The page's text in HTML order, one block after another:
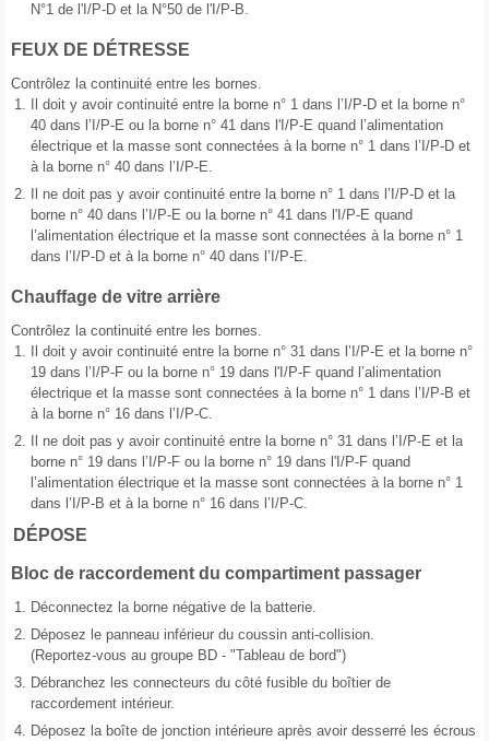
N°1 de l'I/P-D et la N°50 de l'I/P-B.
FEUX DE DÉTRESSE
Contrôlez la continuité entre les bornes.
1.
Il doit y avoir continuité entre la borne n° 1 dans l’I/P-D et la borne n°
40 dans l’I/P-E ou la borne n° 41 dans l'I/P-E quand l’alimentation
électrique et la masse sont connectées à la borne n° 1 dans l’I/P-D et
à la borne n° 40 dans l’I/P-E.
2.
Il ne doit pas y avoir continuité entre la borne n° 1 dans l’I/P-D et la
borne n° 40 dans l’I/P-E ou la borne n° 41 dans l'I/P-E quand
l’alimentation électrique et la masse sont connectées à la borne n° 1
dans l’I/P-D et à la borne n° 40 dans l’I/P-E.
Chauffage de vitre arrière
Contrôlez la continuité entre les bornes.
1.
Il doit y avoir continuité entre la borne n° 31 dans l’I/P-E et la borne n°
19 dans l’I/P-F ou la borne n° 19 dans l'I/P-F quand l’alimentation
électrique et la masse sont connectées à la borne n° 1 dans l’I/P-B et
à la borne n° 16 dans l’I/P-C.
2.
Il ne doit pas y avoir continuité entre la borne n° 31 dans l’I/P-E et la
borne n° 19 dans l’I/P-F ou la borne n° 19 dans l'I/P-F quand
l’alimentation électrique et la masse sont connectées à la borne n° 1
dans l’I/P-B et à la borne n° 16 dans l’I/P-C.
DÉPOSE
Bloc de raccordement du compartiment passager
1. Déconnectez la borne négative de la batterie.
2. Déposez le panneau inférieur du coussin anti-collision.
(Reportez-vous au groupe BD - "Tableau de bord")
3. Débranchez les connecteurs du côté fusible du boîtier de
raccordement intérieur.
4. Déposez la boîte de jonction intérieure après avoir desserré les écrous